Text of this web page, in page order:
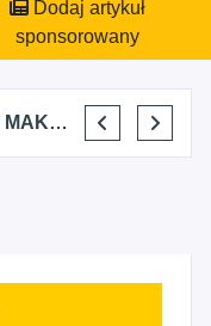
Dodaj artykuł
sponsorowany
ELENA MAKARCHIK